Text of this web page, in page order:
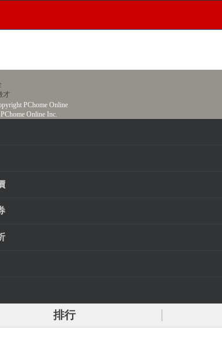
才
PChome Online
Online Inc.
排行